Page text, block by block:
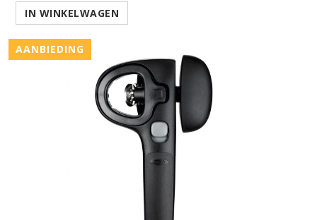
IN WINKELWAGEN
AANBIEDING